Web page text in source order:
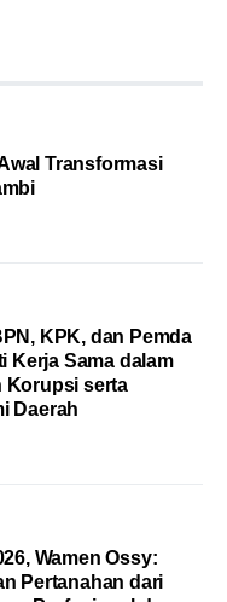
Transformasi
KPK, dan Pemda
Kerja Sama dalam
Korupsi serta
Daerah
Wamen Ossy:
Pertanahan dari